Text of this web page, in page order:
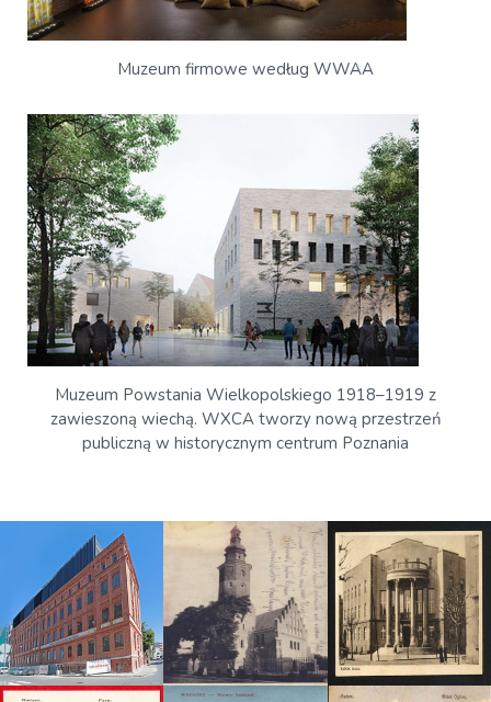
Muzeum firmowe według WWAA
Muzeum Powstania Wielkopolskiego 1918–1919 z
zawieszoną wiechą. WXCA tworzy nową przestrzeń
publiczną w historycznym centrum Poznania